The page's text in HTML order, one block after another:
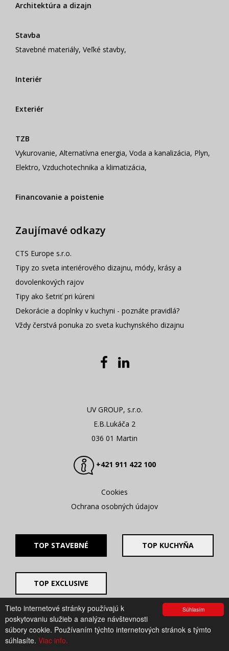
Súhlasím
Tieto internetové stránky používajú k
poskytovaniu služieb a analýze návštevnosti
súbory cookie. Používaním týchto internetových stránok s týmto
súhlasíte. Viac info.
Architektúra a dizajn
Stavba
Stavebné materiály, Veľké stavby,
Interiér
Exteriér
TZB
Vykurovanie, Alternatívna energia, Voda a kanalizácia, Plyn,
Elektro, Vzduchotechnika a klimatizácia,
Financovanie a poistenie
Zaujímavé odkazy
CTS Europe s.r.o.
Tipy zo sveta interiérového dizajnu, módy, krásy a
dovolenkových rajov
Tipy ako šetriť pri kúreni
Dekorácie a doplnky v kuchyni - poznáte pravidlá?
Vždy čerstvá ponuka zo sveta kuchynského dizajnu
UV GROUP, s.r.o.
E.B.Lukáča 2
036 01 Martin
+421 911 422 100
Cookies
Ochrana osobných údajov
TOP STAVEBNÉ TOP KUCHYŇA
TOP EXCLUSIVE
© 2008 - 2026. UV GROUP s.r.o. |
Created by CTS Europe
s.r.o.